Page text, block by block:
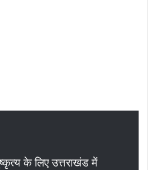
के लिए उत्तराखंड में